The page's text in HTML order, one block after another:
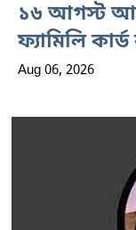
১৬ আগস্ট
ফ্যামিলি
Aug 06, 2026